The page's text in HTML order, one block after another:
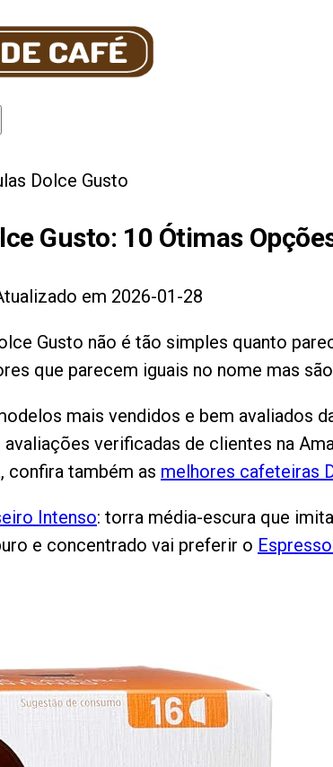
Dolce Gusto
Gusto: 10 Ótimas
em 2026-01-28
Gusto não é tão simples quanto
que parecem iguais no nome mas
mais vendidos e bem avaliados
verificadas de clientes na
confira também as melhores cafeteiras
Intenso: torra média-escura que
e concentrado vai preferir o